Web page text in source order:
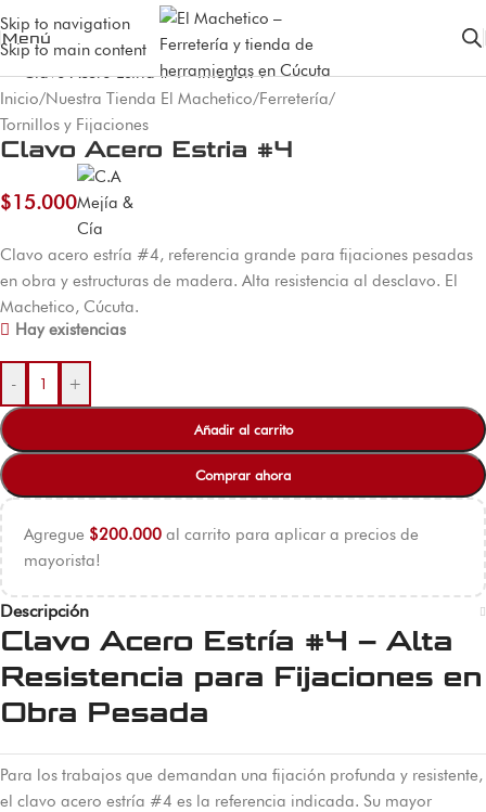
Skip to navigation
Skip to main content
Menú
Inicio/Nuestra Tienda El Machetico/Ferretería/
Tornillos y Fijaciones
Clavo Acero Estria #4
$15.000
Clavo acero estría #4, referencia grande para fijaciones pesadas
en obra y estructuras de madera. Alta resistencia al desclavo. El
Machetico, Cúcuta.
Hay existencias
- +
Añadir al carrito
Comprar ahora
Agregue $200.000 al carrito para aplicar a precios de
mayorista!
Descripción
Clavo Acero Estría #4 – Alta
Resistencia para Fijaciones en
Obra Pesada
Para los trabajos que demandan una fijación profunda y resistente,
el clavo acero estría #4 es la referencia indicada. Su mayor